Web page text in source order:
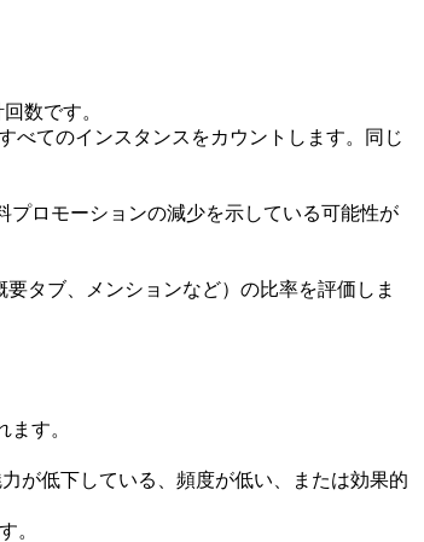
数です。
べてのインスタンスをカウントします。同じ
プロモーションの減少を示している可能性が
タブ、メンションなど）の比率を評価しま
す。
が低下している、頻度が低い、または効果的
。